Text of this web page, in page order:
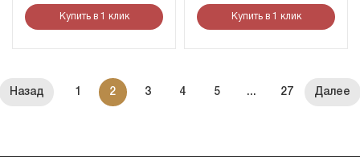
Купить в 1 клик Купить в 1 клик
1 2 3 4 5 ... 27